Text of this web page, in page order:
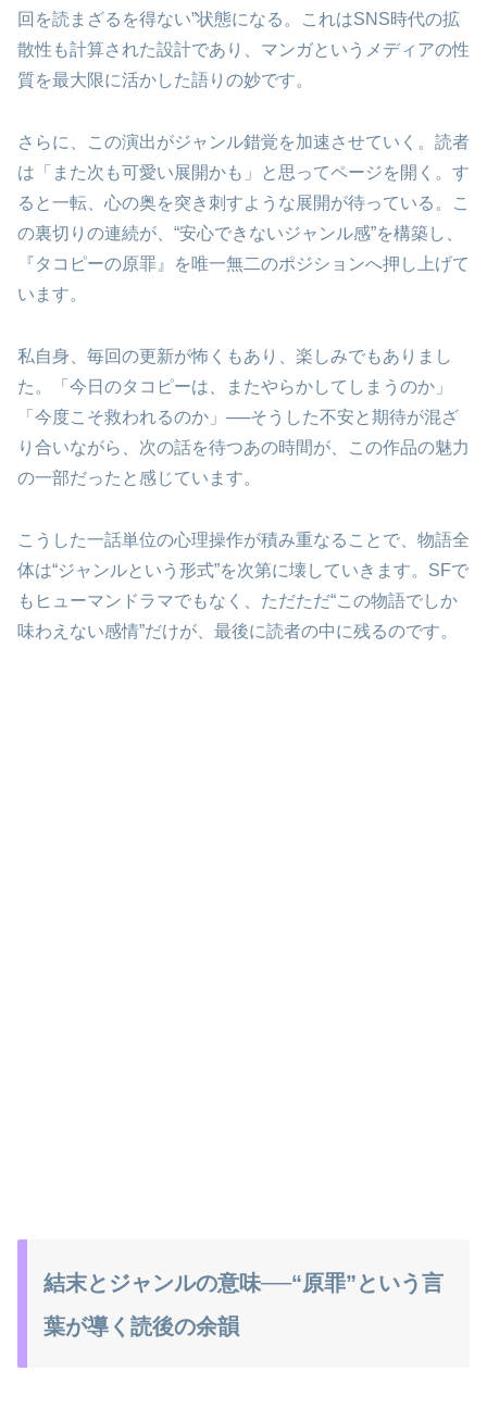
回を読まざるを得ない”状態になる。これはSNS時代の拡
散性も計算された設計であり、マンガというメディアの性
質を最大限に活かした語りの妙です。
さらに、この演出がジャンル錯覚を加速させていく。読者
は「また次も可愛い展開かも」と思ってページを開く。す
ると一転、心の奥を突き刺すような展開が待っている。こ
の裏切りの連続が、“安心できないジャンル感”を構築し、
『タコピーの原罪』を唯一無二のポジションへ押し上げて
います。
私自身、毎回の更新が怖くもあり、楽しみでもありまし
た。「今日のタコピーは、またやらかしてしまうのか」
「今度こそ救われるのか」──そうした不安と期待が混ざ
り合いながら、次の話を待つあの時間が、この作品の魅力
の一部だったと感じています。
こうした一話単位の心理操作が積み重なることで、物語全
体は“ジャンルという形式”を次第に壊していきます。SFで
もヒューマンドラマでもなく、ただただ“この物語でしか
味わえない感情”だけが、最後に読者の中に残るのです。
結末とジャンルの意味──“原罪”という言
葉が導く読後の余韻